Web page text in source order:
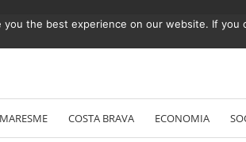
Vés
al
COSTA BRAVA ECONOMIA
the best experience on our website. If